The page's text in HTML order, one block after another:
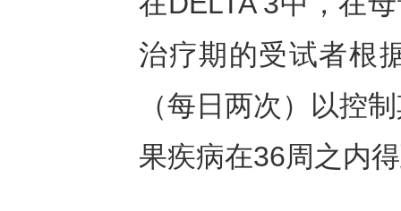
治疗期的受试者根
（每日两次）以控
果疾病在36周之内